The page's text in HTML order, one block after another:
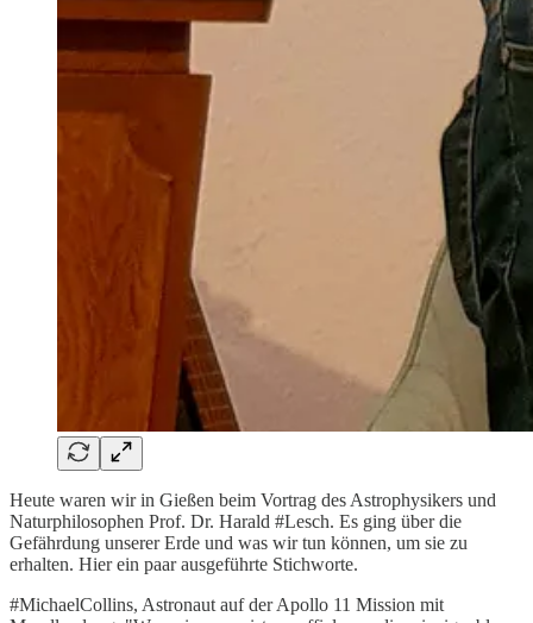
Heute waren wir in Gießen beim Vortrag des Astrophysikers und
Naturphilosophen Prof. Dr. Harald #Lesch. Es ging über die
Gefährdung unserer Erde und was wir tun können, um sie zu
erhalten. Hier ein paar ausgeführte Stichworte.
#MichaelCollins, Astronaut auf der Apollo 11 Mission mit